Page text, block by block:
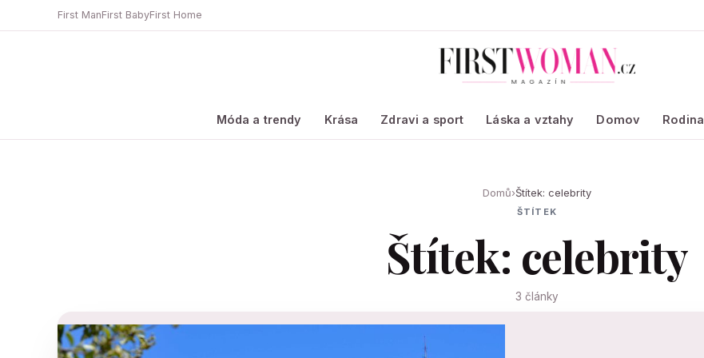
First ManFirst BabyFirst Home
Móda a trendy Krása Zdravi a sport Láska a vztahy Domov Rodina
Domů›Štítek: celebrity
ŠTÍTEK
Štítek: celebrity
3 články